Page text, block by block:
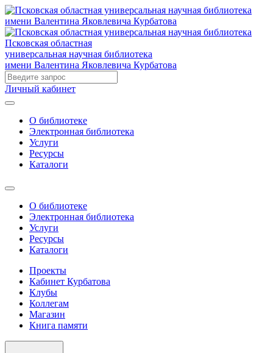
Псковская областная
универсальная научная библиотека
имени Валентина Яковлевича Курбатова
Личный кабинет
О библиотеке
Электронная библиотека
Услуги
Ресурсы
Каталоги
О библиотеке
Электронная библиотека
Услуги
Ресурсы
Каталоги
Проекты
Кабинет Курбатова
Клубы
Коллегам
Магазин
Книга памяти